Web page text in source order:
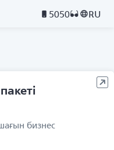
5050 RU
бизнес